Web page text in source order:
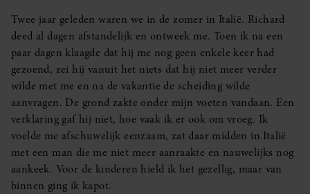
Twee jaar geleden waren we in de zomer in Italië. Richard
deed al dagen afstandelijk en ontweek me. Toen ik na een
paar dagen klaagde dat hij me nog geen enkele keer had
gezoend, zei hij vanuit het niets dat hij niet meer verder
wilde met me en na de vakantie de scheiding wilde
aanvragen. De grond zakte onder mijn voeten vandaan. Een
verklaring gaf hij niet, hoe vaak ik er ook om vroeg. Ik
voelde me afschuwelijk eenzaam, zat daar midden in Italië
met een man die me niet meer aanraakte en nauwelijks nog
aankeek. Voor de kinderen hield ik het gezellig, maar van
binnen ging ik kapot.